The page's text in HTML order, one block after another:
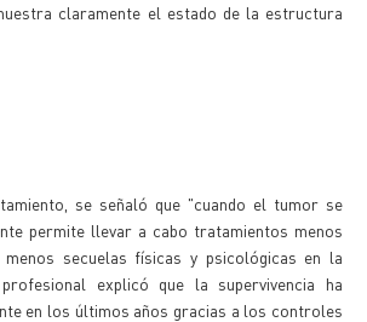
claramente el estado de la estructura
se señaló que "cuando el tumor se
permite llevar a cabo tratamientos menos
menos secuelas físicas y psicológicas en la
explicó que la supervivencia ha
en los últimos años gracias a los controles